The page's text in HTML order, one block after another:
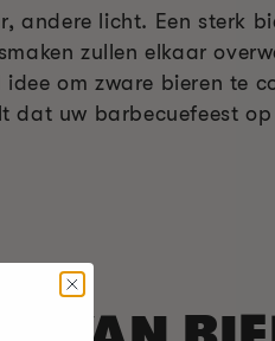
andere licht. Een sterk
zullen elkaar
om zware bieren te
dat uw barbecuefeest